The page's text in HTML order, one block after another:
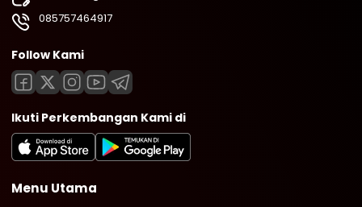
085757464917
Follow Kami
Ikuti Perkembangan Kami di
Menu Utama